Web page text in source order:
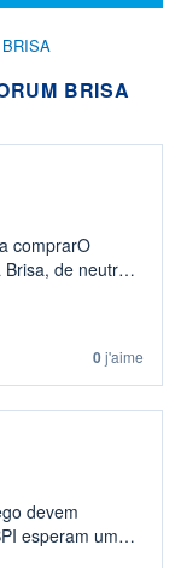
BRISA
comprarO
de neutral
0j'aime
devem
esperam uma